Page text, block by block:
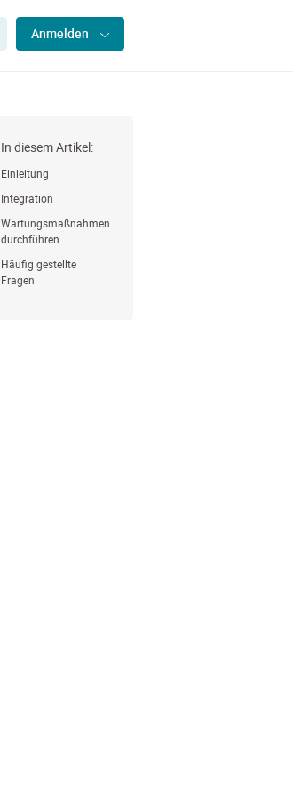
Anmelden
In diesem Artikel:
Einleitung
Integration
Wartungsmaßnahmen
durchführen
Häufig gestellte
Fragen